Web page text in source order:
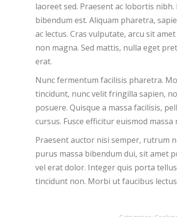
laoreet sed. Praesent ac lobortis
bibendum est. Aliquam pharetra,
ac lectus. Cras vulputate, arcu sit
non magna. Sed mattis, nulla eget
erat.
Nunc fermentum facilisis pharetra.
tincidunt, nunc velit fringilla sapien,
posuere. Quisque a massa facilisis,
cursus. Fusce efficitur euismod
Praesent auctor nisi semper, rutrum
purus massa bibendum dui, sit amet
vel erat dolor. Integer quis porta
tincidunt non. Morbi ut faucibus